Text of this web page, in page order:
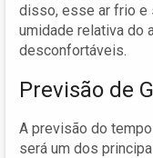
disso, esse ar frio e
umidade relativa do
desconfortáveis.
Previsão de
A previsão do
será um dos